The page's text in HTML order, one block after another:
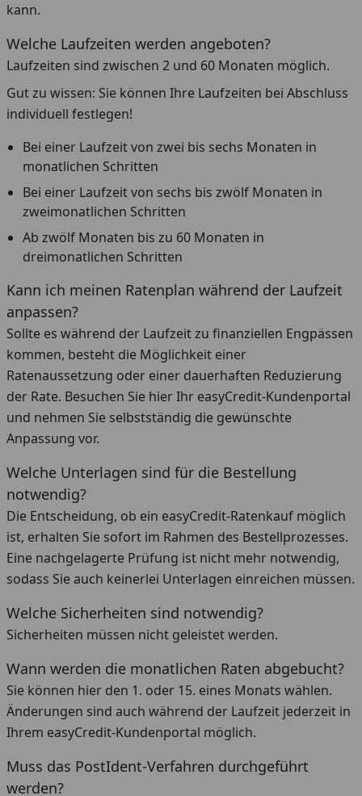
kann.
Welche Laufzeiten werden angeboten?
Laufzeiten sind zwischen 2 und 60 Monaten möglich.
Gut zu wissen: Sie können Ihre Laufzeiten bei Abschluss
individuell festlegen!
Bei einer Laufzeit von zwei bis sechs Monaten in
monatlichen Schritten
Bei einer Laufzeit von sechs bis zwölf Monaten in
zweimonatlichen Schritten
Ab zwölf Monaten bis zu 60 Monaten in
dreimonatlichen Schritten
Kann ich meinen Ratenplan während der Laufzeit
anpassen?
Sollte es während der Laufzeit zu finanziellen Engpässen
kommen, besteht die Möglichkeit einer
Ratenaussetzung oder einer dauerhaften Reduzierung
der Rate. Besuchen Sie hier Ihr easyCredit-Kundenportal
und nehmen Sie selbstständig die gewünschte
Anpassung vor.
Welche Unterlagen sind für die Bestellung
notwendig?
Die Entscheidung, ob ein easyCredit-Ratenkauf möglich
ist, erhalten Sie sofort im Rahmen des Bestellprozesses.
Eine nachgelagerte Prüfung ist nicht mehr notwendig,
sodass Sie auch keinerlei Unterlagen einreichen müssen.
Welche Sicherheiten sind notwendig?
Sicherheiten müssen nicht geleistet werden.
Wann werden die monatlichen Raten abgebucht?
Sie können hier den 1. oder 15. eines Monats wählen.
Änderungen sind auch während der Laufzeit jederzeit in
Ihrem easyCredit-Kundenportal möglich.
Muss das PostIdent-Verfahren durchgeführt
werden?